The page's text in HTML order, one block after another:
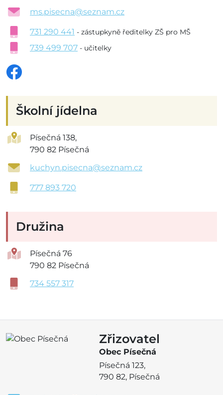
ms.pisecna@seznam.cz
731 290 441 - zástupkyně ředitelky ZŠ pro MŠ
739 499 707 - učitelky
Školní jídelna
Písečná 138,
790 82 Písečná
kuchyn.pisecna@seznam.cz
777 893 720
Družina
Písečná 76
790 82 Písečná
734 557 317
Zřizovatel
Obec Písečná
Písečná 123,
790 82, Písečná